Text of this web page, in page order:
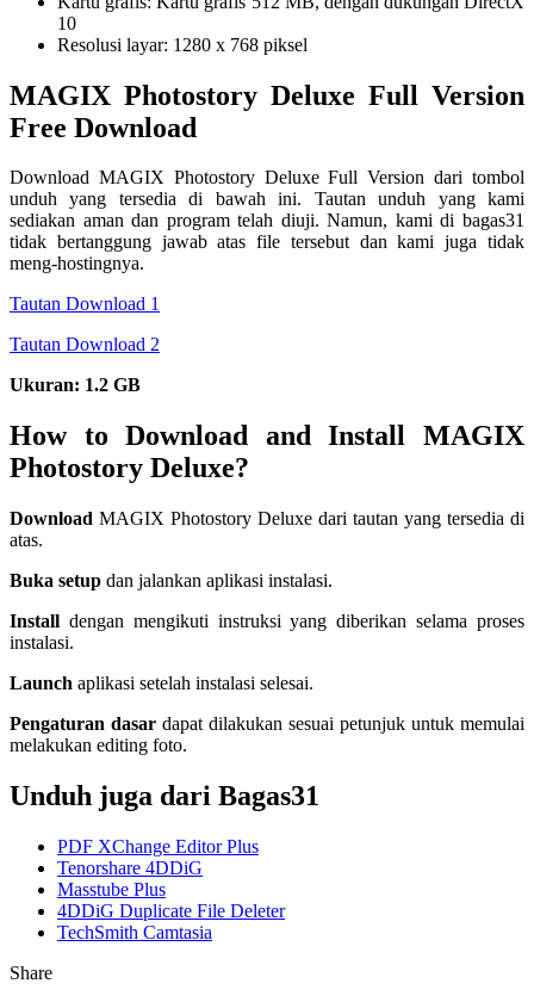
10
Resolusi layar: 1280 x 768 piksel
MAGIX Photostory Deluxe Full Version
Free Download
Download MAGIX Photostory Deluxe Full Version dari tombol
unduh yang tersedia di bawah ini. Tautan unduh yang kami
sediakan aman dan program telah diuji. Namun, kami di bagas31
tidak bertanggung jawab atas file tersebut dan kami juga tidak
meng-hostingnya.
Tautan Download 1
Tautan Download 2
Ukuran: 1.2 GB
How to Download and Install MAGIX
Photostory Deluxe?
Download MAGIX Photostory Deluxe dari tautan yang tersedia di
atas.
Buka setup dan jalankan aplikasi instalasi.
Install dengan mengikuti instruksi yang diberikan selama proses
instalasi.
Launch aplikasi setelah instalasi selesai.
Pengaturan dasar dapat dilakukan sesuai petunjuk untuk memulai
melakukan editing foto.
Unduh juga dari Bagas31
PDF XChange Editor Plus
Tenorshare 4DDiG
Masstube Plus
4DDiG Duplicate File Deleter
TechSmith Camtasia
Share